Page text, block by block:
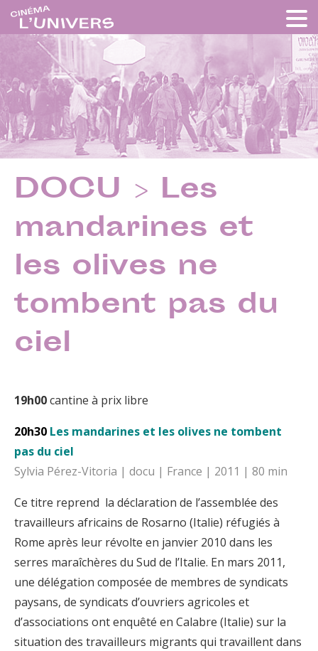
DOCU > Les
mandarines et
les olives ne
tombent pas du
ciel
19h00cantine à prix libre
20h30 Les mandarines et les olives ne tombent
pas du ciel
Sylvia Pérez-Vitoria | docu | France | 2011 | 80 min
Ce titre reprend la déclaration de l’assemblée des
travailleurs africains de Rosarno (Italie) réfugiés à
Rome après leur révolte en janvier 2010 dans les
serres maraîchères du Sud de l’Italie. En mars 2011,
une délégation composée de membres de syndicats
paysans, de syndicats d’ouvriers agricoles et
d’associations ont enquêté en Calabre (Italie) sur la
situation des travailleurs migrants qui travaillent dans